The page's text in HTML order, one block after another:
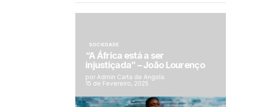
SOCIEDADE
“A África está a ser
injustiçada” – João Lourenço
por Admin Carta de Angola.
15 de Fevereiro, 2025